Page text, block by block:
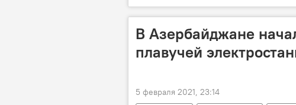
Марин Ле Пен
В Азербайджане
плавучей
5 февраля 2021, 23:14